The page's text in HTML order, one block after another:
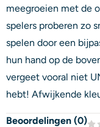
meegroeien met de
spelers proberen zo
spelen door een
hun hand op de
vergeet vooral niet
hebt! Afwijkende
Beoordelingen (0)